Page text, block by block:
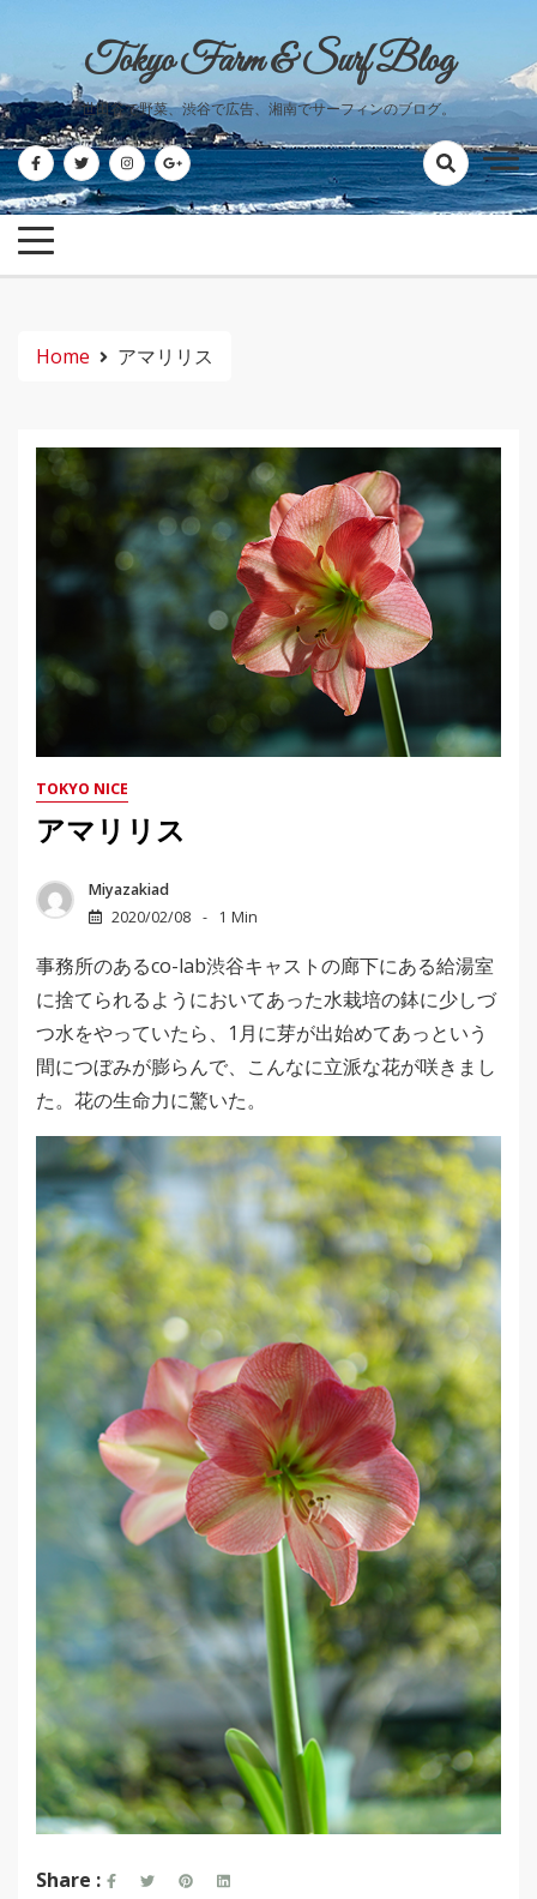
content
Tokyo Farm & Surf Blog
世田谷で野菜、渋谷で広告、湘南でサーフィンのブログ。
Home アマリリス
TOKYO NICE
アマリリス
Miyazakiad
2020/02/08
1 Min
事務所のあるco-lab渋谷キャストの廊下にある給湯室
に捨てられるようにおいてあった水栽培の鉢に少しづ
つ水をやっていたら、1月に芽が出始めてあっという
間につぼみが膨らんで、こんなに立派な花が咲きまし
た。花の生命力に驚いた。
Share :